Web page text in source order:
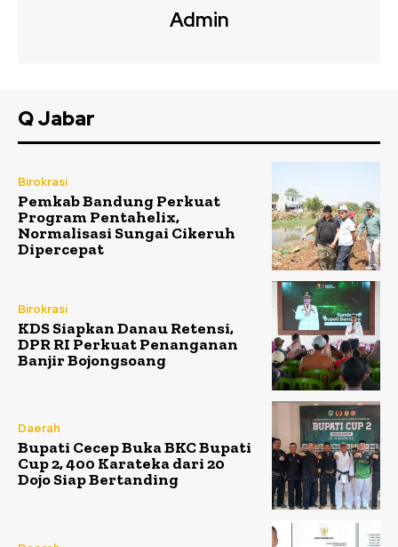
Admin
Q Jabar
Birokrasi
Pemkab Bandung Perkuat
Program Pentahelix,
Normalisasi Sungai Cikeruh
Dipercepat
Birokrasi
KDS Siapkan Danau Retensi,
DPR RI Perkuat Penanganan
Banjir Bojongsoang
Daerah
Bupati Cecep Buka BKC Bupati
Cup 2, 400 Karateka dari 20
Dojo Siap Bertanding